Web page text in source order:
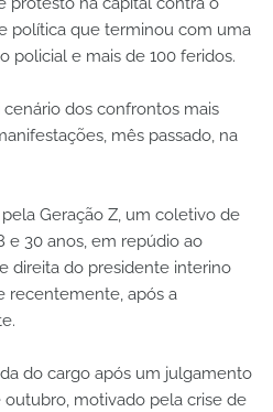
política que terminou com uma
policial e mais de 100 feridos.
dos confrontos mais
mês passado, na
Geração Z, um coletivo de
e 30 anos, em repúdio ao
direita do presidente interino
recentemente, após a
do cargo após um julgamento
motivado pela crise de